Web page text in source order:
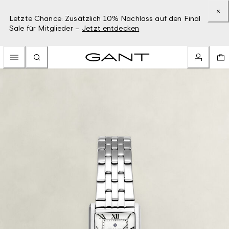
Letzte Chance: Zusätzlich 10% Nachlass auf den Final
Sale für Mitglieder – Jetzt entdecken